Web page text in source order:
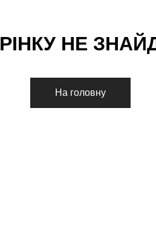
РІНКУ НЕ ЗНАЙ
На головну